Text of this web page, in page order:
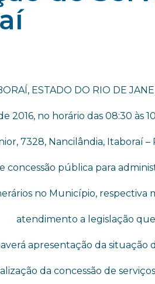
ESTADO DO RIO DE
2016, no horário das 08:30 às
7328, Nancilândia, Itaboraí –
concessão pública para
no Município, respectiva
atendimento a legislação
apresentação da situação
da concessão de